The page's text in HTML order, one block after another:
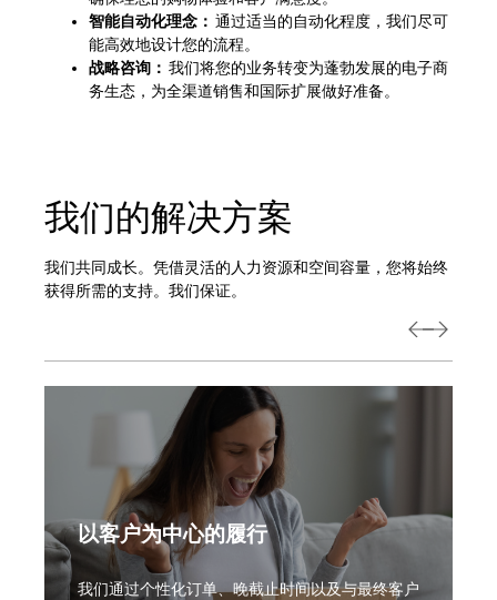
智能自动化理念： 通过适当的自动化程度，我们尽可
能高效地设计您的流程。
战略咨询： 我们将您的业务转变为蓬勃发展的电子商
务生态，为全渠道销售和国际扩展做好准备。
我们的解决方案
我们共同成长。凭借灵活的人力资源和空间容量，您将始终
获得所需的支持。我们保证。
以客户为中心的履行
我们通过个性化订单、晚截止时间以及与最终客户